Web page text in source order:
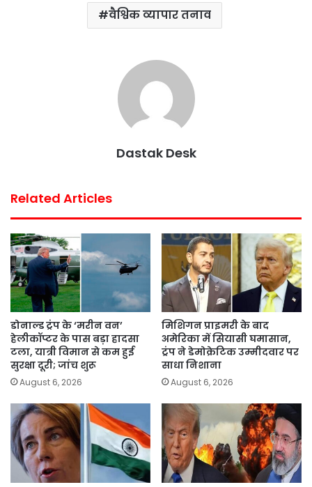
वैश्विक व्यापार तनाव
Dastak Desk
Related Articles
डोनाल्ड ट्रंप के ‘मरीन वन’
हेलीकॉप्टर के पास बड़ा हादसा
टला, यात्री विमान से कम हुई
सुरक्षा दूरी; जांच शुरू
August 6, 2026
मिशिगन प्राइमरी के बाद
अमेरिका में सियासी घमासान,
ट्रंप ने डेमोक्रेटिक उम्मीदवार पर
साधा निशाना
August 6, 2026